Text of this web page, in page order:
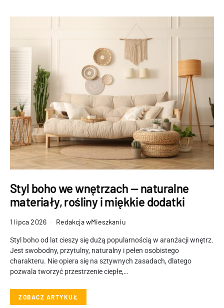
Styl boho we wnętrzach — naturalne
materiały, rośliny i miękkie dodatki
1 lipca 2026 Redakcja wMieszkaniu
Styl boho od lat cieszy się dużą popularnością w aranżacji wnętrz.
Jest swobodny, przytulny, naturalny i pełen osobistego
charakteru. Nie opiera się na sztywnych zasadach, dlatego
pozwala tworzyć przestrzenie ciepłe,…
ZOBACZ ARTYKUŁ